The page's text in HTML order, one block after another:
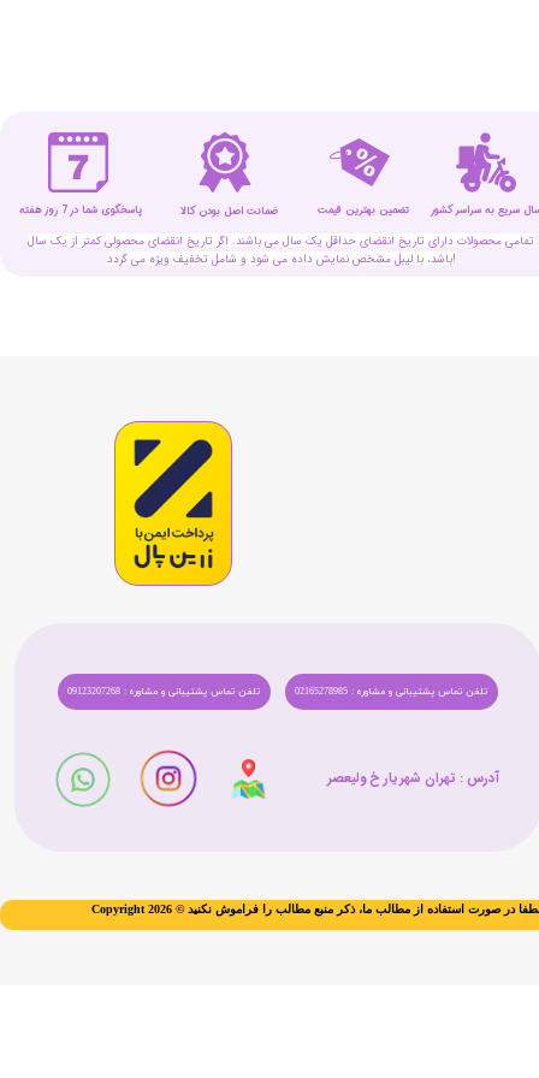
تمامی محصولات دارای تاریخ انقضای حداقل یک سال می باشند. اگر تاریخ انقضای محصولی کمتر از یک سال
باشد، با لیبل مشخص نمایش داده می شود و شامل تخفیف ویژه می گردد!
ضمانت اصل بودن کالا تضمین بهترین قیمت پاسخگوی شما در 7 روز هفته سریع به سراسر کشور
تلفن تماس پشتیبانی و مشاوره : 09123207268 تلفن تماس پشتیبانی و مشاوره : 02165278985
آدرس : تهران شهریار خ ولیعصر​​​​​​​